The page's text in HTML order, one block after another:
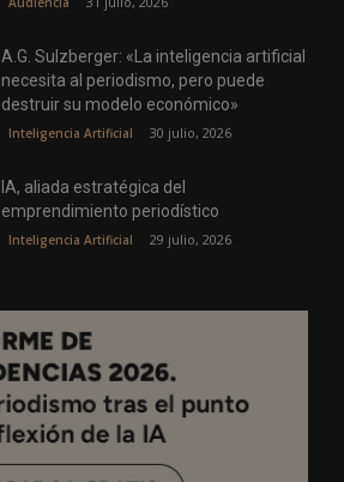
A.G. Sulzberger: «La inteligencia artificial
necesita al periodismo, pero puede
destruir su modelo económico»
Inteligencia Artificial 30 julio, 2026
IA, aliada estratégica del
emprendimiento periodístico
Inteligencia Artificial 29 julio, 2026